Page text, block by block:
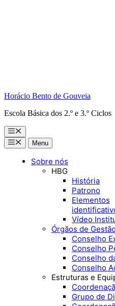
Horácio Bento de Gouveia
Escola Básica dos 2.º e 3.º Ciclos
Menu
MenuMenu
Sobre nós
HBG
História
Patrono
Elementos
Vídeo
Órgãos de
Conselho
Conselho
Conselho
Conselho
Estruturas e
Grupo de